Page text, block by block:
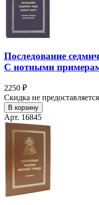
Последование
С нотными
2250 ₽
Скидка не предоставляется
В корзину
Арт. 16845